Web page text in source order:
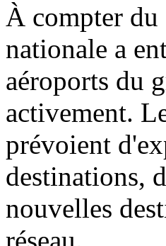
À compter
nationale a
aéroports du
activement.
prévoient
destinations,
nouvelles
réseau.